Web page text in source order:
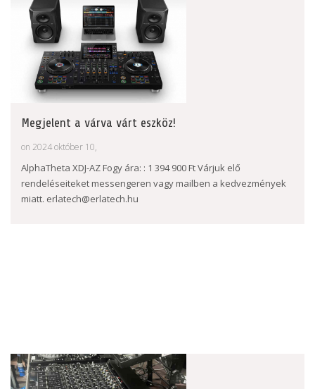
Megjelent a várva várt eszköz!
on 2024 október 10,
AlphaTheta XDJ-AZ Fogy ára: : 1 394 900 Ft Várjuk elő
rendeléseiteket messengeren vagy mailben a kedvezmények
miatt. erlatech@erlatech.hu